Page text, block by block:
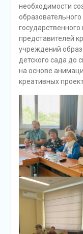
необходимости
государственного
представителей
учреждений
детского сада до
на основе
креативных